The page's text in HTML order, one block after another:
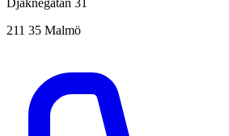
211 35 Malmö